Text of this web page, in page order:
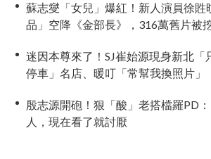
蘇志燮「女兒」爆紅！新人演員徐貹
品」空降《金部長》，316萬舊片被
迷因本尊來了！SJ崔始源現身新北「
停車」名店、暖叮「常幫我換照片」
殷志源開砲！狠「酸」老搭檔羅PD
人，現在看了就討厭